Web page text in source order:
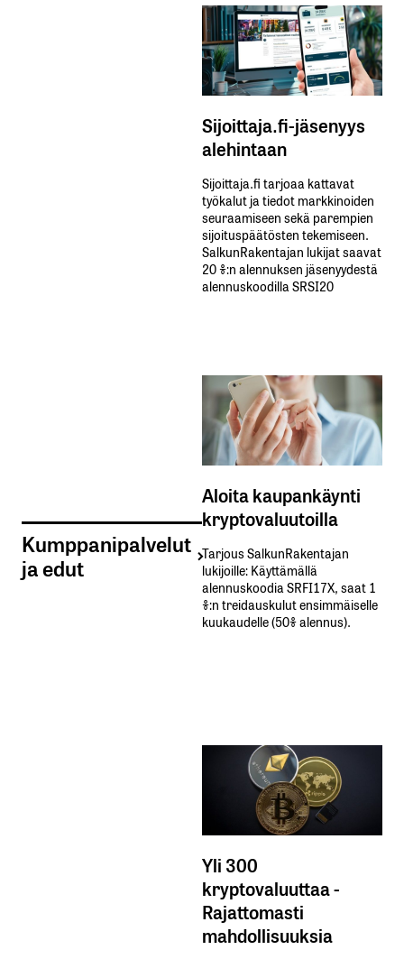
Kumppanipalvelut
ja edut
Sijoittaja.fi-jäsenyys
alehintaan
Sijoittaja.fi tarjoaa kattavat
työkalut ja tiedot markkinoiden
seuraamiseen sekä parempien
sijoituspäätösten tekemiseen.
SalkunRakentajan lukijat saavat
20 %:n alennuksen jäsenyydestä
alennuskoodilla SRSI20
Aloita kaupankäynti
kryptovaluutoilla
Tarjous SalkunRakentajan
lukijoille: Käyttämällä​ ​
alennuskoodia​ ​SRFI17X,​ ​saat​ ​1
%:n treidauskulut​ ​ensimmäiselle​ ​
kuukaudelle​ ​(50%​ ​alennus).
Yli 300
kryptovaluuttaa -
Rajattomasti
mahdollisuuksia